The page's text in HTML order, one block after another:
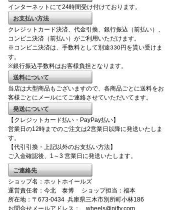
インターネットにて24時間受け付けております。
お支払い方法
クレジットカード決済、代金引換、銀行振込（前払い）、
コンビニ決済（前払い）がご利用いただけます。
※コンビニ決済は、手数料として別途330円を貰い受けま
す。
※銀行振込手数料はお客様負担となります。
送料について
当店は大型商品もございますので、各商品ごとに送料をお
客様ごとにメールにてご連絡させていただいてます。
発送について
【クレジットカード払い・PayPay払い】
営業日の12時までのご注文は2営業日以降に発送いたしま
す。
【代引引換・上記以外のお支払い方法】
ご入金確認後、1～3 営業日に発送いたします。
ご連絡先
ショップ名：ホットホイールズ
運営責任者：今北 泰博 ショップ担当：福本
所在地：〒673-0434 兵庫県三木市別所町小林186
お問合せメールアドレス： wheels@nifty.com